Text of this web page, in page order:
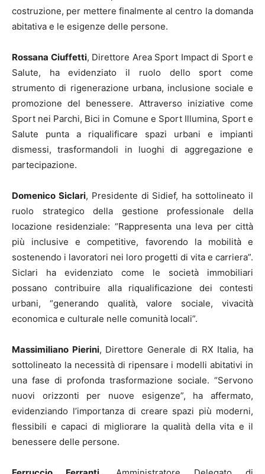
costruzione, per mettere finalmente al centro la domanda
abitativa e le esigenze delle persone.
Rossana Ciuffetti, Direttore Area Sport Impact di Sport e
Salute, ha evidenziato il ruolo dello sport come
strumento di rigenerazione urbana, inclusione sociale e
promozione del benessere. Attraverso iniziative come
Sport nei Parchi, Bici in Comune e Sport Illumina, Sport e
Salute punta a riqualificare spazi urbani e impianti
dismessi, trasformandoli in luoghi di aggregazione e
partecipazione.
Domenico Siclari, Presidente di Sidief, ha sottolineato il
ruolo strategico della gestione professionale della
locazione residenziale: “Rappresenta una leva per città
più inclusive e competitive, favorendo la mobilità e
sostenendo i lavoratori nei loro progetti di vita e carriera”.
Siclari ha evidenziato come le società immobiliari
possano contribuire alla riqualificazione dei contesti
urbani, “generando qualità, valore sociale, vivacità
economica e culturale nelle comunità locali”.
Massimiliano Pierini, Direttore Generale di RX Italia, ha
sottolineato la necessità di ripensare i modelli abitativi in
una fase di profonda trasformazione sociale. “Servono
nuovi orizzonti per nuove esigenze”, ha affermato,
evidenziando l’importanza di creare spazi più moderni,
flessibili e capaci di migliorare la qualità della vita e il
benessere delle persone.